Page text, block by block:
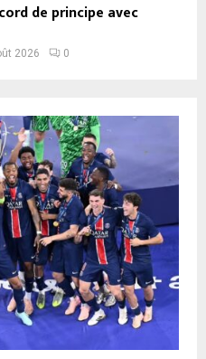
de principe avec
2026 0